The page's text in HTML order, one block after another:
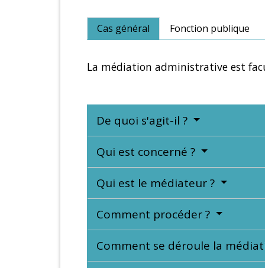
Cas général Fonction publique
La médiation administrative est
De quoi s'agit-il ?
Qui est concerné ?
Qui est le médiateur ?
Comment procéder ?
Comment se déroule la